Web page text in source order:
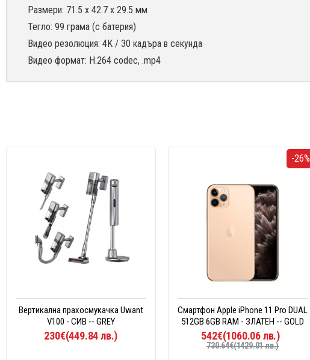
Размери: 71.5 x 42.7 x 29.5 мм
Тегло: 99 грама (с батерия)
Видео резолюция: 4K / 30 кадъра в секунда
Видео формат: H.264 codec, .mp4
Вертикална прахосмукачка Uwant
V100 - СИВ -- GREY
230€(449.84 лв.)
-26%
Смартфон Apple iPhone 11 Pro DUAL
512GB 6GB RAM - ЗЛАТЕН -- GOLD
542€(1060.06 лв.)
730.64€(1429.01 лв.)